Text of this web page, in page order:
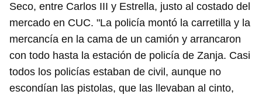
Seco, entre Carlos III y Estrella, justo al costado del
mercado en CUC. "La policía montó la carretilla y la
mercancía en la cama de un camión y arrancaron
con todo hasta la estación de policía de Zanja. Casi
todos los policías estaban de civil, aunque no
escondían las pistolas, que las llevaban al cinto,